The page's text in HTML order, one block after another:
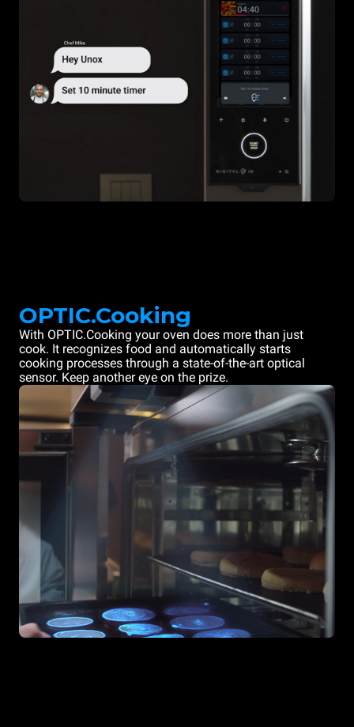
OPTIC.Cooking
With OPTIC.Cooking your oven does more than just
cook. It recognizes food and automatically starts
cooking processes through a state-of-the-art optical
sensor. Keep another eye on the prize.